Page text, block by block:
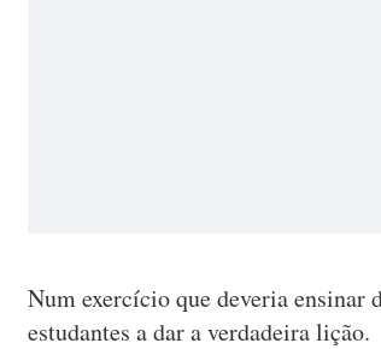
Num exercício que deveria ensinar
estudantes a dar a verdadeira lição.